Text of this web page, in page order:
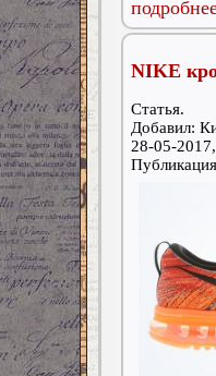
NIKE
Статья.
Добавил:
28-05-